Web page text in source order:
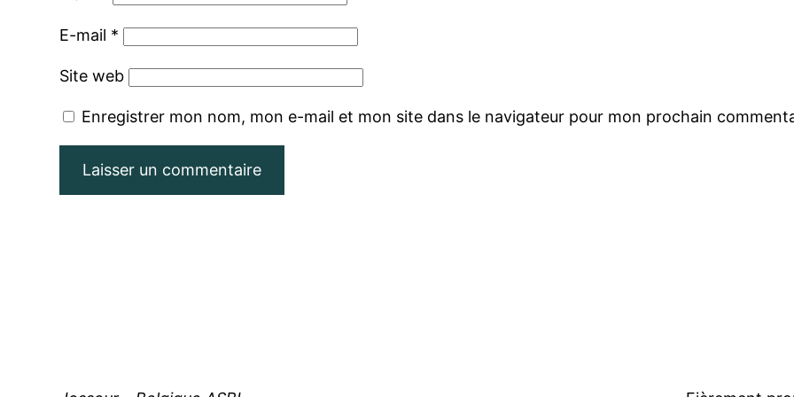
E-mail *
Site web
Enregistrer mon nom, mon e-mail et mon site dans le navigateur pour mon prochain